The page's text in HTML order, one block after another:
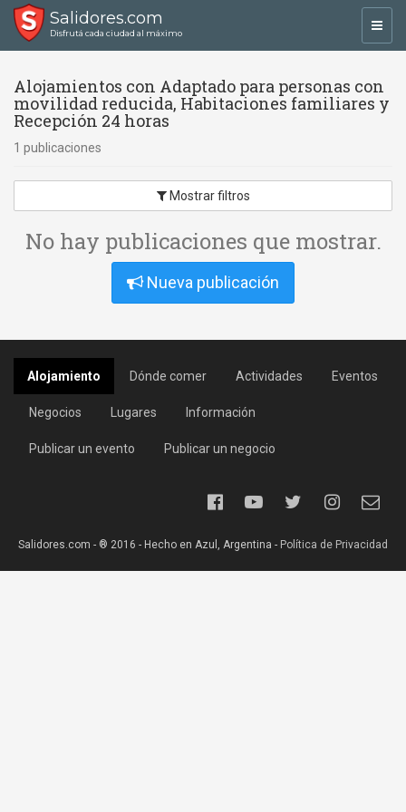
Salidores.com
Disfrutá cada ciudad al máximo
Alojamientos con Adaptado para personas con
movilidad reducida, Habitaciones familiares y
Recepción 24 horas
1 publicaciones
Mostrar filtros
No hay publicaciones que mostrar.
Nueva publicación
Alojamiento Dónde comer Actividades Eventos
Negocios Lugares Información
Publicar un evento Publicar un negocio
Salidores.com - ® 2016 - Hecho en Azul, Argentina - Política de Privacidad